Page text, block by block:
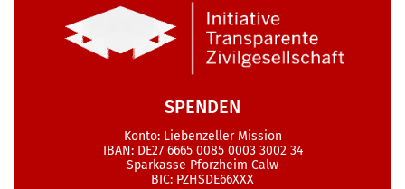
SPENDEN
Konto: Liebenzeller Mission
IBAN: DE27 6665 0085 0003 3002 34
Sparkasse Pforzheim Calw
BIC: PZHSDE66XXX